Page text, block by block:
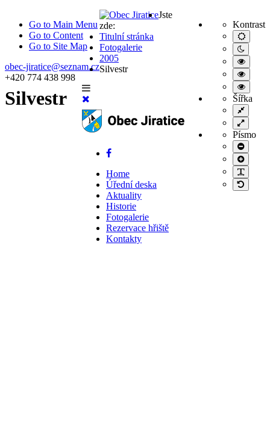
Go to Main Menu
Go to Content
Go to Site Map
obec-jiratice@seznam.cz
+420 774 438 998
Kontrast
Noční
režim
režim.
režim
černá/
režim
žlutá/
Šířka
Pevná
šířka
Široké
Písmo
Menší
písmo
Větší
písmo
písmo
Home
Úřední deska
Aktuality
Historie
Fotogalerie
Rezervace hřiště
Kontakty
Jste
zde:
Titulní stránka
Fotogalerie
2005
Silvestr
Silvestr